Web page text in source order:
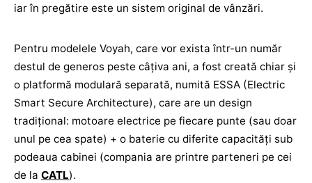
iar în pregătire este un sistem original de vânzări.
Pentru modelele Voyah, care vor exista într-un număr
destul de generos peste câţiva ani, a fost creată chiar şi
o platformă modulară separată, numită ESSA (Electric
Smart Secure Architecture), care are un design
tradițional: motoare electrice pe fiecare punte (sau doar
unul pe cea spate) + o baterie cu diferite capacităţi sub
podeaua cabinei (compania are printre parteneri pe cei
de la CATL).